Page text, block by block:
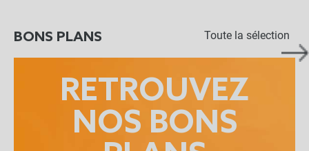
BONS PLANS Toute la sélection
RETROUVEZ
NOS BONS